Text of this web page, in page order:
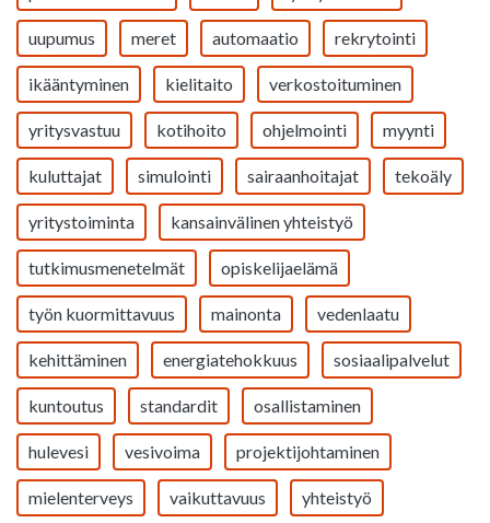
uupumus meret automaatio rekrytointi
ikääntyminen kielitaito verkostoituminen
yritysvastuu kotihoito ohjelmointi myynti
kuluttajat simulointi sairaanhoitajat tekoäly
yritystoiminta kansainvälinen yhteistyö
tutkimusmenetelmät opiskelijaelämä
työn kuormittavuus mainonta vedenlaatu
kehittäminen energiatehokkuus sosiaalipalvelut
kuntoutus standardit osallistaminen
hulevesi vesivoima projektijohtaminen
mielenterveys vaikuttavuus yhteistyö